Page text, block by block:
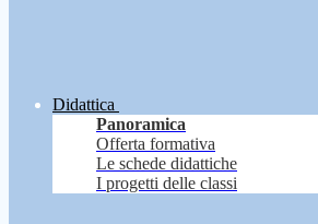
Didattica
Panoramica
Offerta formativa
Le schede didattiche
I progetti delle classi